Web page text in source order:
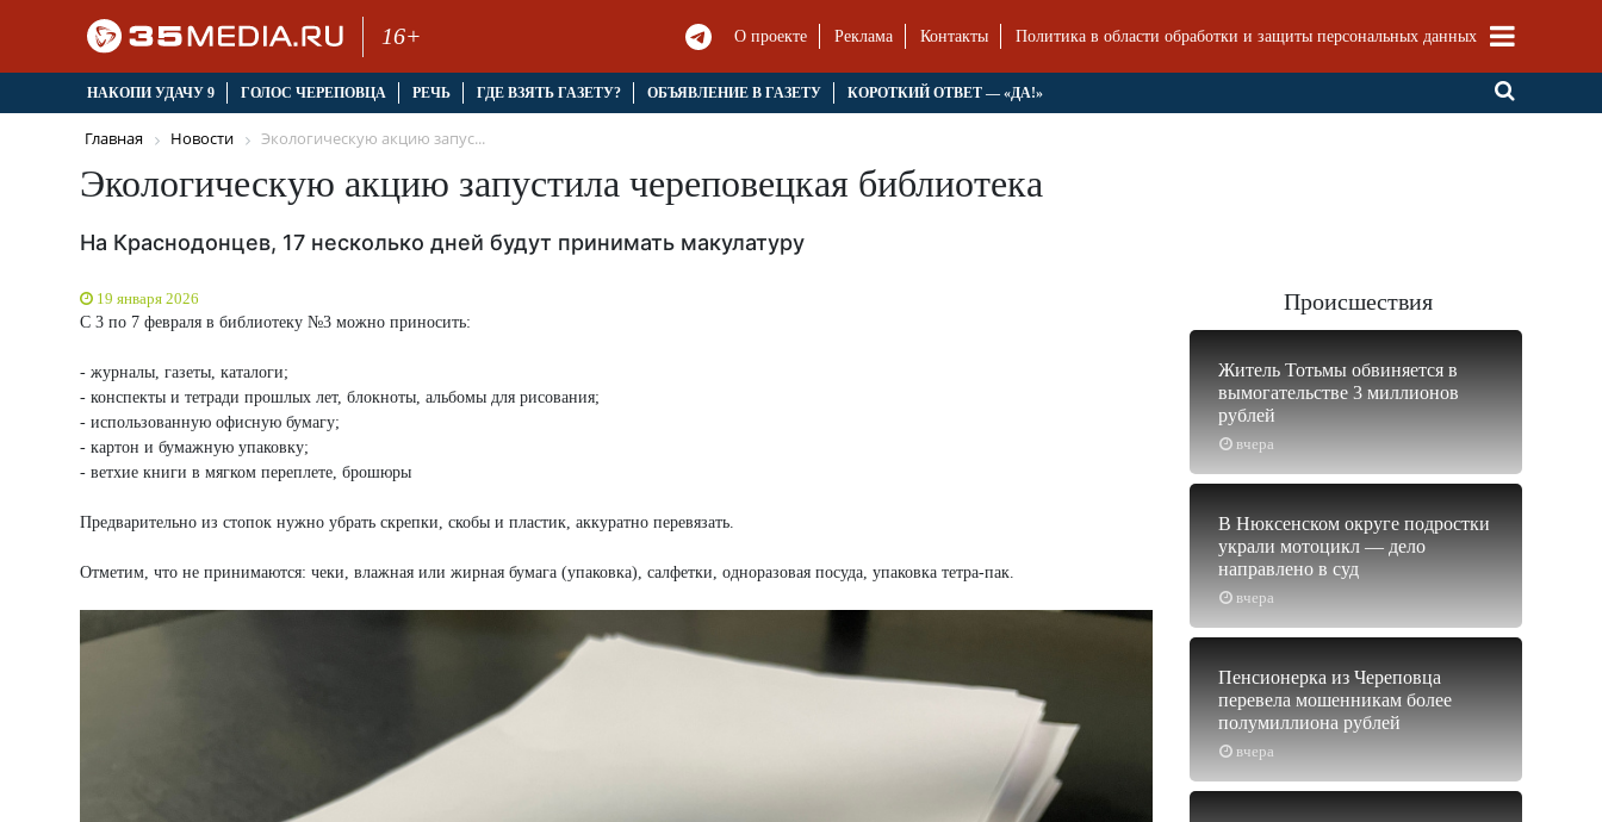
16+ О проекте Реклама Контакты Политика в области обработки и защиты персональных данных
НАКОПИ УДАЧУ 9 ГОЛОС ЧЕРЕПОВЦА РЕЧЬ ГДЕ ВЗЯТЬ ГАЗЕТУ? ОБЪЯВЛЕНИЕ В ГАЗЕТУ КОРОТКИЙ ОТВЕТ — «ДА!»
Главная Новости Экологическую акцию запус...
Экологическую акцию запустила череповецкая библиотека
На Краснодонцев, 17 несколько дней будут принимать макулатуру
19 января 2026
С 3 по 7 февраля в библиотеку №3 можно приносить:
- журналы, газеты, каталоги;
- конспекты и тетради прошлых лет, блокноты, альбомы для рисования;
- использованную офисную бумагу;
- картон и бумажную упаковку;
- ветхие книги в мягком переплете, брошюры
Предварительно из стопок нужно убрать скрепки, скобы и пластик, аккуратно перевязать.
Отметим, что не принимаются: чеки, влажная или жирная бумага (упаковка), салфетки, одноразовая посуда, упаковка тетра-пак.
Происшествия
вчера
Житель Тотьмы обвиняется в
вымогательстве 3 миллионов
рублей
вчера
В Нюксенском округе подростки
украли мотоцикл — дело
направлено в суд
вчера
Пенсионерка из Череповца
перевела мошенникам более
полумиллиона рублей